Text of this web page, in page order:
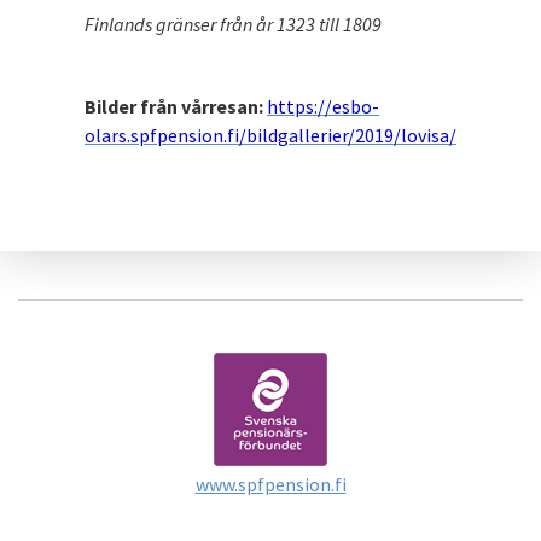
Finlands gränser från år 1323 till 1809
Bilder från vårresan: https://esbo-
olars.spfpension.fi/bildgallerier/2019/lovisa/
www.spfpension.fi